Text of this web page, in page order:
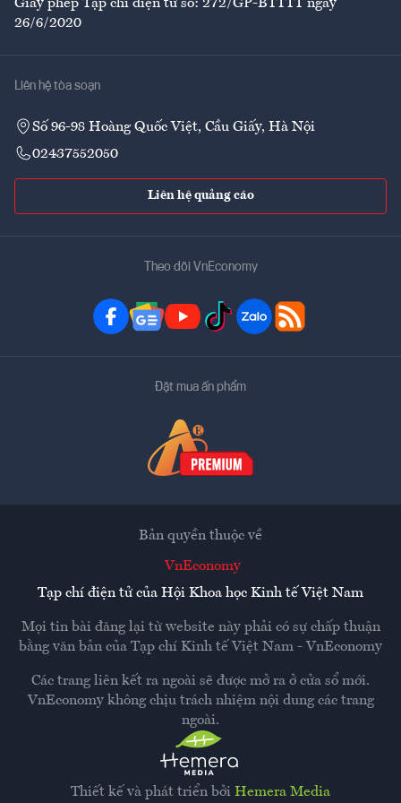
Giấy phép Tạp chí điện tử số: 272/GP-BTTTT ngày
26/6/2020
Liên hệ tòa soạn
Số 96-98 Hoàng Quốc Việt, Cầu Giấy, Hà Nội
02437552050
Liên hệ quảng cáo
Theo dõi VnEconomy
Đặt mua ấn phẩm
Thiết kế và phát triển bởi Hemera Media
Bản quyền thuộc về
VnEconomy
Tạp chí điện tử của Hội Khoa học Kinh tế Việt Nam
Mọi tin bài đăng lại từ website này phải có sự chấp thuận
bằng văn bản của Tạp chí Kinh tế Việt Nam - VnEconomy
Các trang liên kết ra ngoài sẽ được mở ra ở cửa sổ mới.
VnEconomy không chịu trách nhiệm nội dung các trang
ngoài.